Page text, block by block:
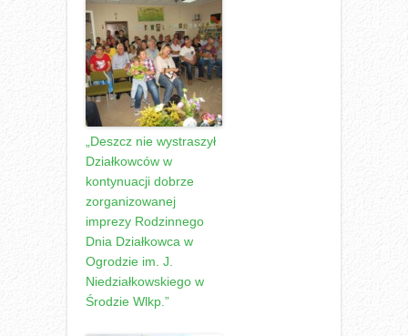
„Deszcz nie wystraszył
Działkowców w
kontynuacji dobrze
zorganizowanej
imprezy Rodzinnego
Dnia Działkowca w
Ogrodzie im. J.
Niedziałkowskiego w
Środzie Wlkp.”